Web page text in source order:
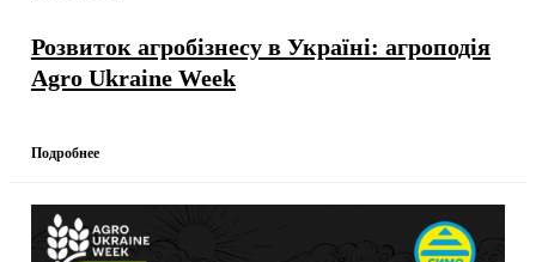
Розвиток агробізнесу в Україні: агроподія
Agro Ukraine Week
Подробнее